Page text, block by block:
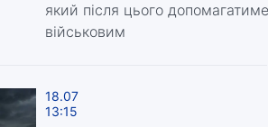
який після цього допомагатиме
військовим
18.07
13:15